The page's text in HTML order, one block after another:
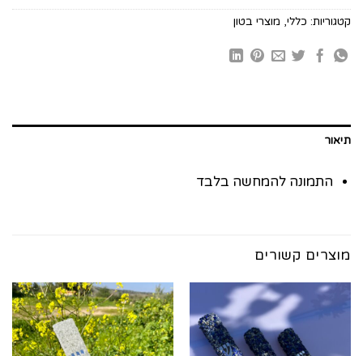
קטגוריות: כללי, מוצרי בטון
תיאור
התמונה להמחשה בלבד
מוצרים קשורים